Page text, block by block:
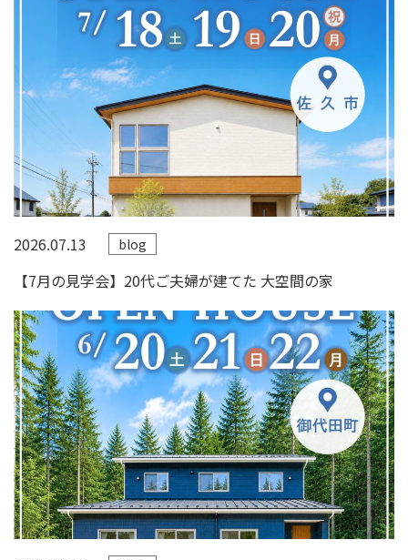
2026.07.13 blog
【7月の見学会】20代ご夫婦が建てた 大空間の家